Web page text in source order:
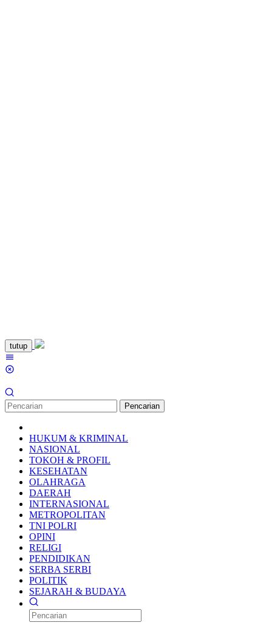
Loncat
ke
konten
tutup
Pencarian
HUKUM & KRIMINAL
NASIONAL
TOKOH & PROFIL
KESEHATAN
OLAHRAGA
DAERAH
INTERNASIONAL
METROPOLITAN
TNI POLRI
OPINI
RELIGI
PENDIDIKAN
SERBA SERBI
POLITIK
SEJARAH & BUDAYA